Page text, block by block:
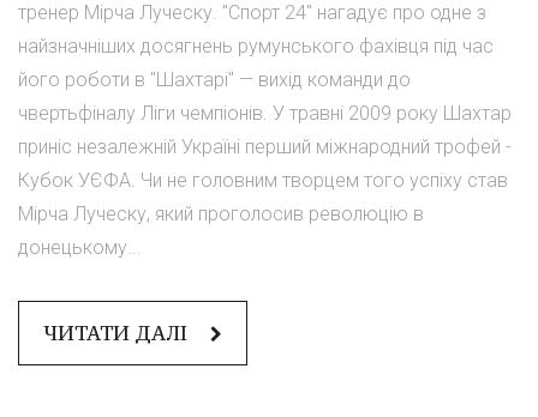
тренер Мірча Луческу. "Спорт 24" нагадує про одне з
найзначніших досягнень румунського фахівця під час
його роботи в "Шахтарі" — вихід команди до
чвертьфіналу Ліги чемпіонів. У травні 2009 року Шахтар
приніс незалежній Україні перший міжнародний трофей -
Кубок УЄФА. Чи не головним творцем того успіху став
Мірча Луческу, який проголосив революцію в
донецькому...
ЧИТАТИ ДАЛІ